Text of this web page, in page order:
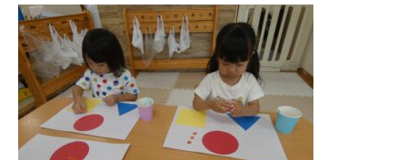
教職員募集
園のこと
園舎案内
安⼼・安全対策